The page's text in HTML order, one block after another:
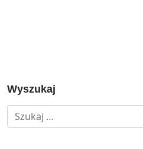
Wyszukaj
Szukaj: